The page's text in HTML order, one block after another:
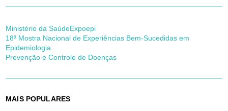
Ministério da SaúdeExpoepi
18ª Mostra Nacional de Experiências Bem-Sucedidas em
Epidemiologia
Prevenção e Controle de Doenças
MAIS POPULARES